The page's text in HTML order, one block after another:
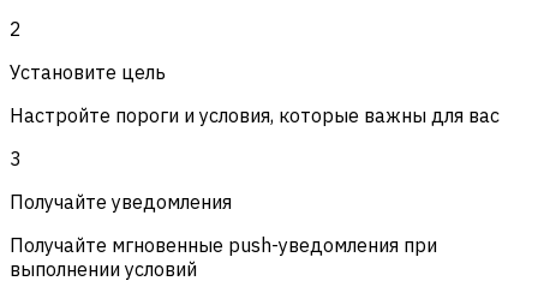
2
Установите цель
Настройте пороги и условия, которые важны для вас
3
Получайте уведомления
Получайте мгновенные push-уведомления при
выполнении условий